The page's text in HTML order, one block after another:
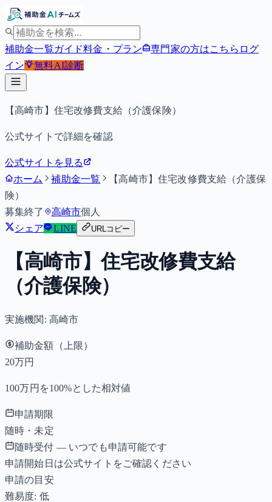
補助金一覧ガイド料金・プラン 専門家の方はこちら ログ
イン
無料AI診断
【高崎市】住宅改修費支給（介護保険）
公式サイトで詳細を確認
公式サイトを見る
ホーム
補助金一覧
【高崎市】住宅改修費支給（介護保
険）
募集終了
高崎市個人
シェア
LINE URLコピー
【高崎市】住宅改修費支給
（介護保険）
実施機関: 高崎市
補助金額（上限）
20万円
100万円を100%とした相対値
申請期限
随時・未定
随時受付 — いつでも申請可能です
申請開始日は公式サイトをご確認ください
申請の目安
難易度: 低